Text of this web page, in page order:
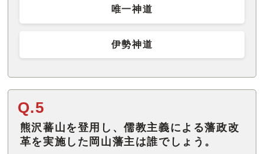
唯一神道
伊勢神道
Q.5
熊沢蕃山を登用し、儒教主義による藩政改
革を実施した岡山藩主は誰でしょう。